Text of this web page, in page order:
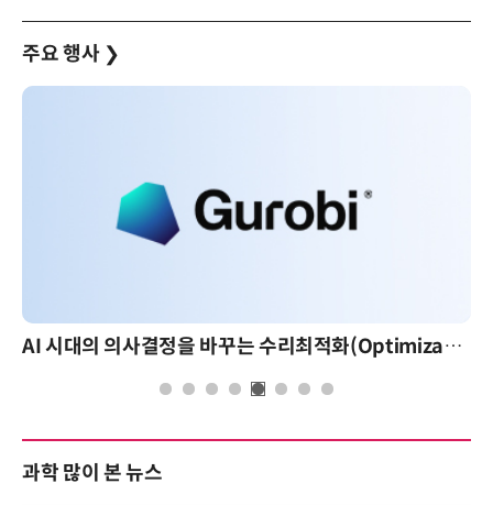
주요 행사 ❯
AI 시대의 의사결정을 바꾸는 수리최적화(Optimization): 실제 산업 적용 사례와 활용 전략
과학 많이 본 뉴스